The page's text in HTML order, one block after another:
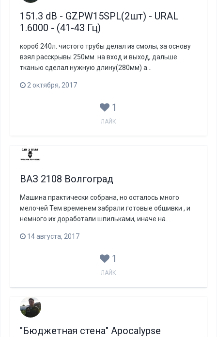
151.3 dB - GZPW15SPL(2шт) - URAL
1.6000 - (41-43 Гц)
короб 240л. чистого трубы делал из смолы, за основу
взял расскрывы 250мм. на вход и выход, дальше
тканью сделал нужную длину(280мм) а...
2 октября, 2017
1
ЛАЙК
ВАЗ 2108 Волгоград
Машина практически собрана, но осталось много
мелочей Тем временем забрали готовые обшивки , и
немного их доработали шпильками, иначе на...
14 августа, 2017
1
ЛАЙК
"Бюджетная стена" Apocalypse